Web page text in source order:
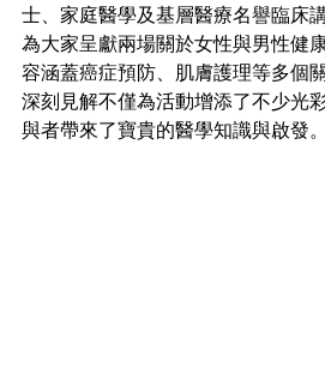
士、家庭醫學及基層醫療名譽臨床
為大家呈獻兩場關於女性與男性健
容涵蓋癌症預防、肌膚護理等多個
深刻見解不僅為活動增添了不少光
與者帶來了寶貴的醫學知識與啟發。